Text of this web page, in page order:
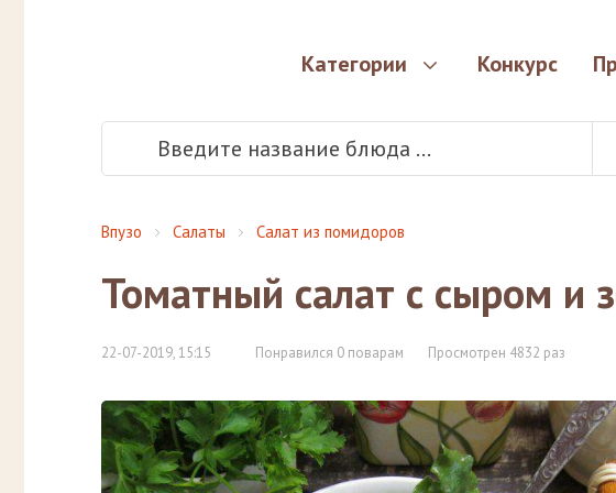
Категории Конкурс
Впузо Салаты Салат из помидоров
Томатный салат с сыром и
22-07-2019, 15:15 Понравился 0 поварам Просмотрен 4832 раз